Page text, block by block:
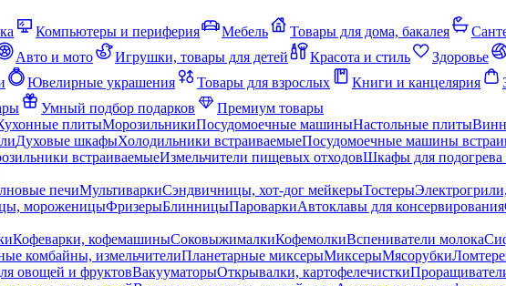
Компьютеры и периферия Мебель Товары для дома, бакалея
Авто и мото Игрушки, товары для детей Красота и стиль Здоровье
Ювелирные украшения Товары для взрослых Книги и канцелярия
Умный подбор подарков
Премиум товары
плитыМорозильникиПосудомоечные машиныНастольные плиты
Духовые шкафыХолодильники встраиваемыеПосудомоечные машины
встраиваемыеИзмельчители пищевых отходовШкафы для подогрева
печиМультиваркиСэндвичницы, хот-дог мейкерыТостеры
мороженицыФризерыБлинницыПароваркиАвтоклавы для консервирования
Кофеварки, кофемашиныСоковыжималкиКофемолкиВспениватели молока
комбайны, измельчителиПланетарные миксерыМиксерыМясорубки
овощей и фруктовВакууматорыОткрывалки, картофелечистки